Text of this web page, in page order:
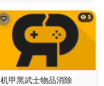
5
机甲黑武士物品消除